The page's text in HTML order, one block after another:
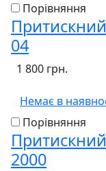
Порівняння
04
1 800 грн.
Немає в
Порівняння
2000